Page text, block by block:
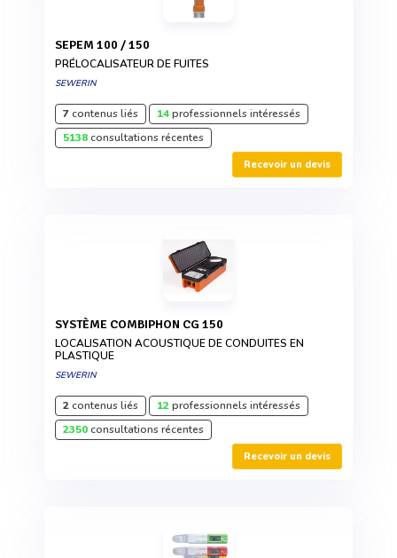
SEPEM 100 / 150
PRÉLOCALISATEUR DE FUITES
SEWERIN
7contenus liés 14professionnels intéressés
5138consultations récentes
Recevoir un devis
SYSTÈME COMBIPHON CG 150
LOCALISATION ACOUSTIQUE DE CONDUITES EN
PLASTIQUE
SEWERIN
2contenus liés 12professionnels intéressés
2350consultations récentes
Recevoir un devis